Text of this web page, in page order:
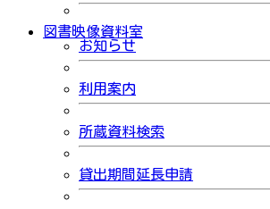
図書映像資料室
お知らせ
利用案内
所蔵資料検索
貸出期間延長申請